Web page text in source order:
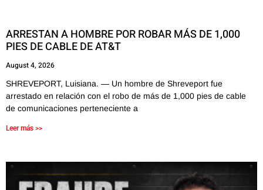
ARRESTAN A HOMBRE POR ROBAR MÁS DE 1,000
PIES DE CABLE DE AT&T
August 4, 2026
SHREVEPORT, Luisiana. — Un hombre de Shreveport fue
arrestado en relación con el robo de más de 1,000 pies de cable
de comunicaciones perteneciente a
Leer más >>